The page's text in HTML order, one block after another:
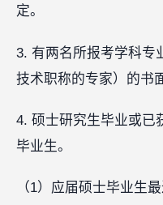
定。
3. 有两名所报考学科专
技术职称的专家）的书
4. 硕士研究生毕业或已
毕业生。
（1）应届硕士毕业生